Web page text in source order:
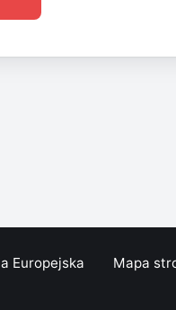
Europejska Mapa